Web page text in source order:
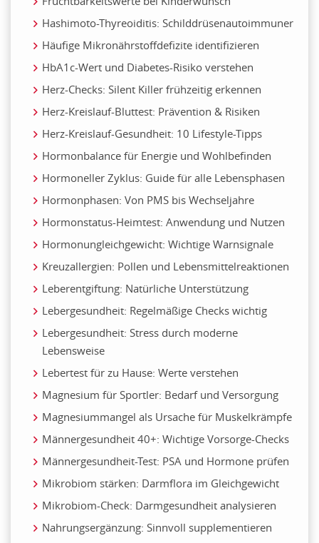
Hashimoto-Thyreoiditis: Schilddrüsenautoimmuner
Häufige Mikronährstoffdefizite identifizieren
HbA1c-Wert und Diabetes-Risiko verstehen
Herz-Checks: Silent Killer frühzeitig erkennen
Herz-Kreislauf-Bluttest: Prävention & Risiken
Herz-Kreislauf-Gesundheit: 10 Lifestyle-Tipps
Hormonbalance für Energie und Wohlbefinden
Hormoneller Zyklus: Guide für alle Lebensphasen
Hormonphasen: Von PMS bis Wechseljahre
Hormonstatus-Heimtest: Anwendung und Nutzen
Hormonungleichgewicht: Wichtige Warnsignale
Kreuzallergien: Pollen und Lebensmittelreaktionen
Leberentgiftung: Natürliche Unterstützung
Lebergesundheit: Regelmäßige Checks wichtig
Lebergesundheit: Stress durch moderne
Lebensweise
Lebertest für zu Hause: Werte verstehen
Magnesium für Sportler: Bedarf und Versorgung
Magnesiummangel als Ursache für Muskelkrämpfe
Männergesundheit 40+: Wichtige Vorsorge-Checks
Männergesundheit-Test: PSA und Hormone prüfen
Mikrobiom stärken: Darmflora im Gleichgewicht
Mikrobiom-Check: Darmgesundheit analysieren
Nahrungsergänzung: Sinnvoll supplementieren